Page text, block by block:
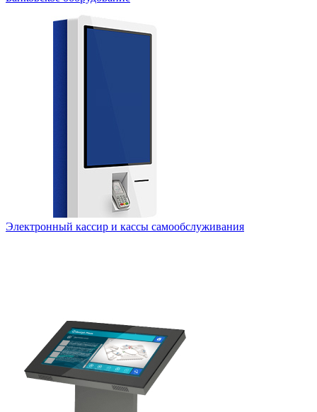
Электронный кассир и кассы самообслуживания